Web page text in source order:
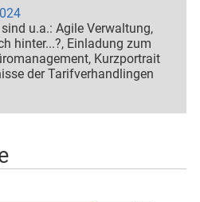
u.a.: Agile Verwaltung,
hinter...?, Einladung zum
Kurzportrait
der Tarifverhandlingen